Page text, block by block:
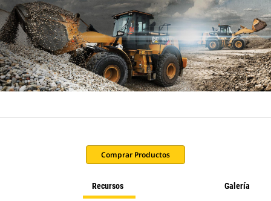
Comprar Productos
Recursos Galería